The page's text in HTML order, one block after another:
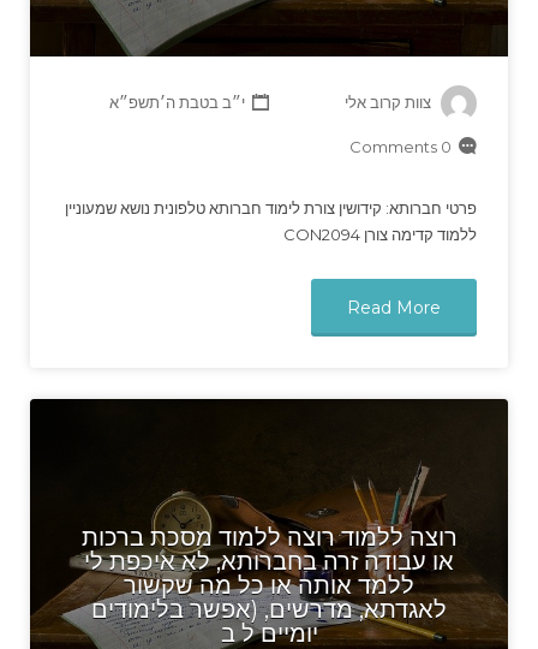
צוות קרוב אלי י״ב בטבת ה׳תשפ״א
0 Comments
פרטי חברותא: קידושין צורת לימוד חברותא טלפונית נושא שמעוניין
ללמוד קדימה צורן CON2094
Read More
רוצה ללמוד רוצה ללמוד מסכת ברכות
או עבודה זרה בחברותא, לא איכפת לי
ללמד אותה או כל מה שקשור
לאגדתא, מדרשים, (אפשר בלימודים
יומיים ל ב